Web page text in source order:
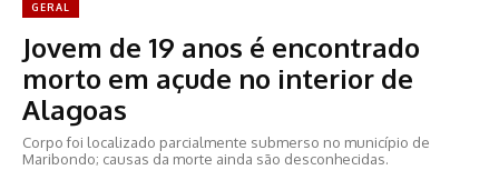
GERAL
Jovem de 19 anos é encontrado
morto em açude no interior de
Alagoas
Corpo foi localizado parcialmente submerso no município de
Maribondo; causas da morte ainda são desconhecidas.